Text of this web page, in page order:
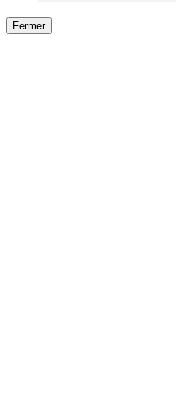
Fermer